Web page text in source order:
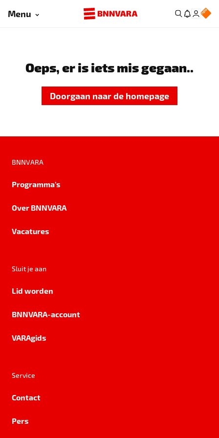
Menu
Oeps, er is iets mis gegaan..
Doorgaan naar de homepage
BNNVARA
Programma's
Over BNNVARA
Vacatures
Sluit je aan
Lid worden
BNNVARA-account
VARAgids
Service
Contact
Pers